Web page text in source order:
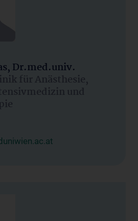
Dr.med.univ.
für Anästhesie,
und